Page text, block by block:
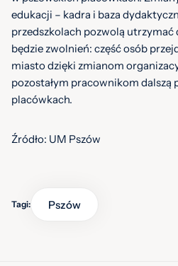
edukacji – kadra i baza
przedszkolach pozwolą utrzymać
będzie zwolnień: część osób
miasto dzięki zmianom
pozostałym pracownikom dalszą
placówkach.
Źródło: UM Pszów
Tagi: Pszów